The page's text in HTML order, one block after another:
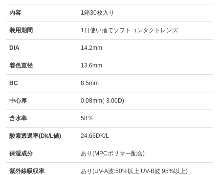
内容 1箱30枚入り
装用期間 1日使い捨てソフトコンタクトレンズ
DIA 14.2mm
着色直径 13.6mm
BC 8.5mm
中心厚 0.08mm(-3.00D)
含水率 58％
酸素透過率(Dk/L値) 24.66DK/L
保湿成分 あり(MPCポリマー配合)
紫外線吸収率 あり(UV-A波:50%以上 UV-B波:95%以上)